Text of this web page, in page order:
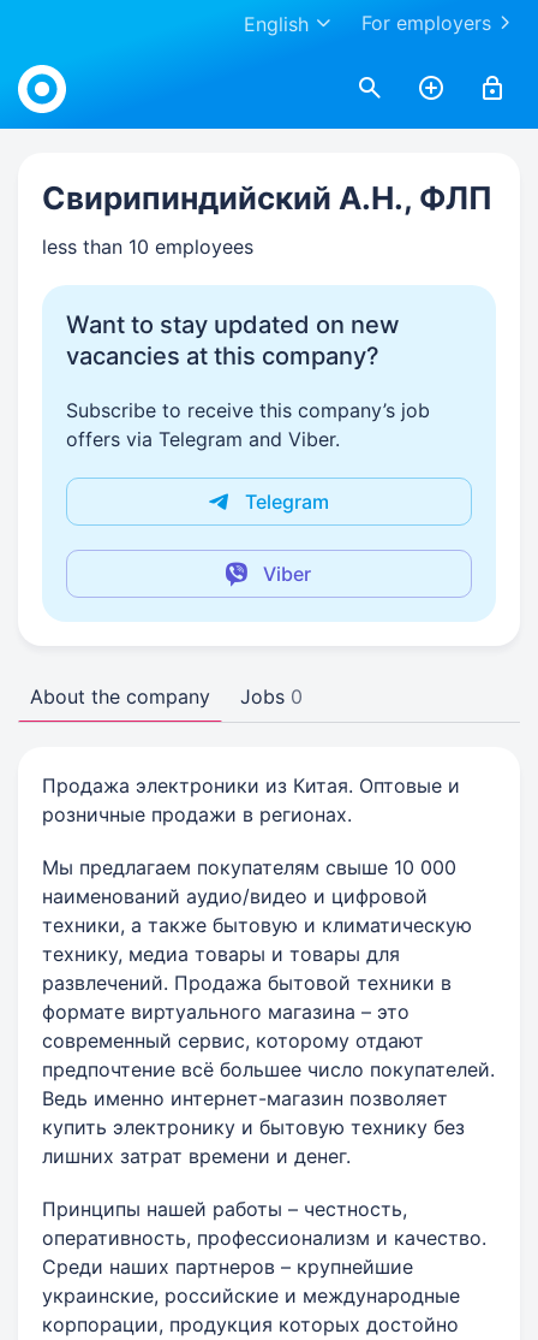
For employers
English
Work.ua
Свирипиндийский А.Н., ФЛП
less than 10 employees
Want to stay updated on new
vacancies at this company?
Subscribe to receive this company’s job
offers via Telegram and Viber.
Telegram
Viber
About the company Jobs 0
Продажа электроники из Китая. Оптовые и
розничные продажи в регионах.
Мы предлагаем покупателям свыше 10 000
наименований аудио/видео и цифровой
техники, а также бытовую и климатическую
технику, медиа товары и товары для
развлечений. Продажа бытовой техники в
формате виртуального магазина – это
современный сервис, которому отдают
предпочтение всё большее число покупателей.
Ведь именно интернет-магазин позволяет
купить электронику и бытовую технику без
лишних затрат времени и денег.
Принципы нашей работы – честность,
оперативность, профессионализм и качество.
Среди наших партнеров – крупнейшие
украинские, российские и международные
корпорации, продукция которых достойно